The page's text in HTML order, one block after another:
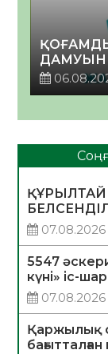
ҚҰРЫЛТАЙ
07.08.2026
5547
күні» іс-
07.08.2026
Қаржылық